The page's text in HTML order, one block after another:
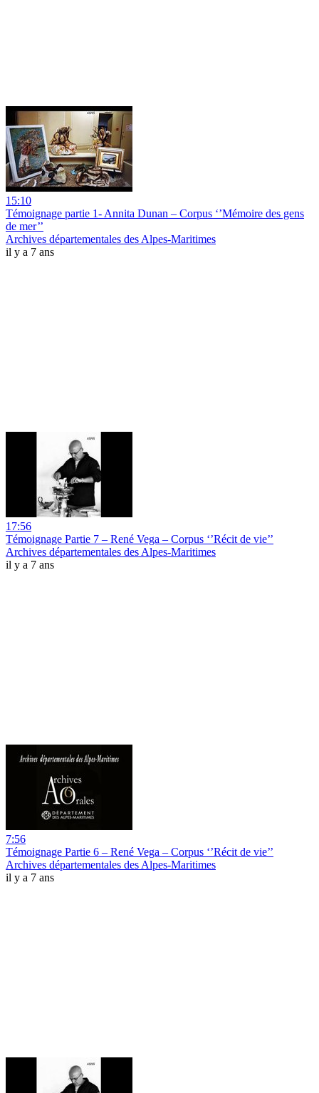
15:10
Témoignage partie 1- Annita Dunan – Corpus ‘’Mémoire des gens
de mer’’
Archives départementales des Alpes-Maritimes
il y a 7 ans
17:56
Témoignage Partie 7 – René Vega – Corpus ‘’Récit de vie’’
Archives départementales des Alpes-Maritimes
il y a 7 ans
7:56
Témoignage Partie 6 – René Vega – Corpus ‘’Récit de vie’’
Archives départementales des Alpes-Maritimes
il y a 7 ans